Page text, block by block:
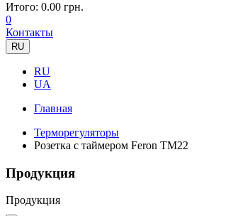
Итого: 0.00 грн.
0
Контакты
RU
RU
UA
Главная
Терморегуляторы
Розетка с таймером Feron TM22
Продукция
Продукция